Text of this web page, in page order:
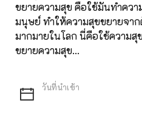
ขยายความสุข คือใช้มันทำควา
มนุษย์ ทำให้ความสุขขยายจาก
มากมายในโลก นี่คือใช้ความสุ
ขยายความสุข...